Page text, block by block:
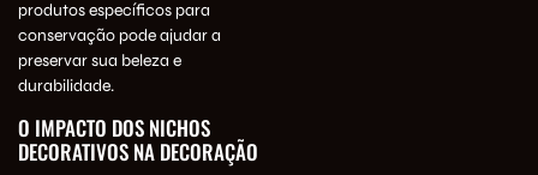
produtos específicos para
conservação pode ajudar a
preservar sua beleza e
durabilidade.
O IMPACTO DOS NICHOS
DECORATIVOS NA DECORAÇÃO